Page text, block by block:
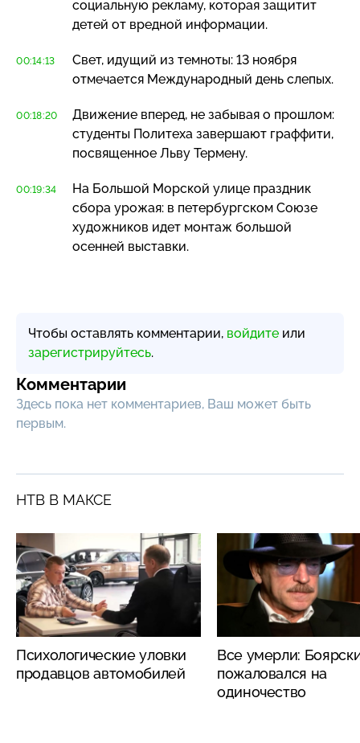
социальную рекламу, которая защитит
детей от вредной информации.
00:14:13
Свет, идущий из темноты: 13 ноября
отмечается Международный день слепых.
00:18:20
Движение вперед, не забывая о прошлом:
студенты Политеха завершают граффити,
посвященное Льву Термену.
00:19:34
На Большой Морской улице праздник
сбора урожая: в петербургском Союзе
художников идет монтаж большой
осенней выставки.
Чтобы оставлять комментарии, войдите или
зарегистрируйтесь.
Комментарии
Здесь пока нет комментариев, Ваш может быть
первым.
НТВ В МАКСЕ
Психологические уловки
продавцов автомобилей
Все умерли:
пожаловался на
одиночество